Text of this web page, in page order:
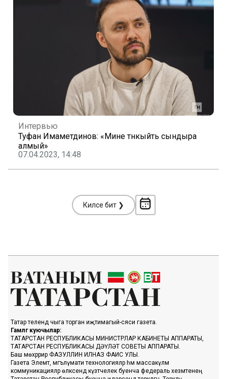
Интервью
Туфан Имаметдинов: «Мине тәнкыйть сындыра
алмый»
07.04.2023, 14:48
Киләсе бит ❯
Татар телендә чыга торган иҗтимагый-сәяси газета.
Гамәлгә куючылар:
ТАТАРСТАН РЕСПУБЛИКАСЫ МИНИСТРЛАР КАБИНЕТЫ АППАРАТЫ,
ТАТАРСТАН РЕСПУБЛИКАСЫ ДӘҮЛӘТ СОВЕТЫ АППАРАТЫ.
Баш мөхәррир ФАЗУЛЛИН ИЛНАЗ ФАИС УЛЫ.
Газета Элемтә, мәгълүмати технологияләр һәм массакүләм
коммуникацияләр өлкәсендә күзәтчелек буенча федераль хезмәтенең